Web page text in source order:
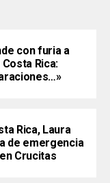
con furia a
Rica:
Rica, Laura
de emergencia
Crucitas